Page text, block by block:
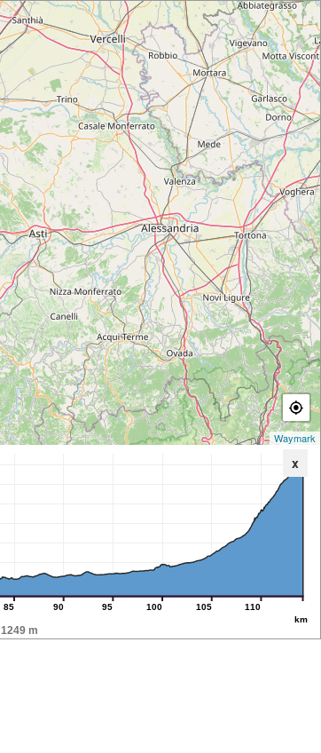
Waymark
x
85 90 95 100 105 110
km
1249 m